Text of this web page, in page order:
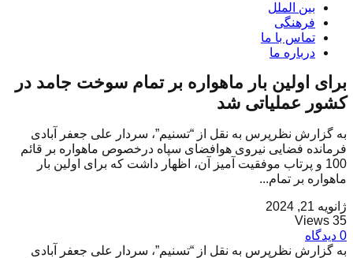
بین الملل
فرهنگی
تماس با ما
درباره ما
برای اولین بار ماهواره بر تمام سوخت جامد در
کشور عملیاتی شد
به گزارش نظرپرس به نقل از “تسنیم”، سردار علی جعفر آبادی
فرمانده فضایی نیروی هوافضای سپاه درخصوص ماهواره بر قائم
100 و پرتاب موفقیت آمیز آن، اظهار داشت که برای اولین بار
ماهواره بر تمام...
ژانویه 21, 2024
35 Views
0 دیدگاه
به گزارش نظرپرس به نقل از “تسنیم”، سردار علی جعفر آبادی